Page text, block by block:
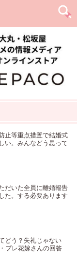
止等重点措置で結婚式
い。みんなどう思って
だいた全員に離婚報告
た。する必要あります
どう？失礼じゃない
プレ花嫁さんの回答